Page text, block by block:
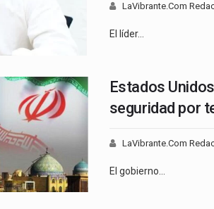
LaVibrante.Com
El líder…
Estados
seguridad por
LaVibrante.Com
El gobierno…